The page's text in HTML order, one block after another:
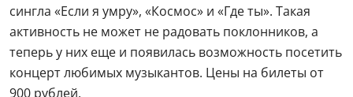
сингла «Если я умру», «Космос» и «Где ты». Такая
активность не может не радовать поклонников, а
теперь у них еще и появилась возможность посетить
концерт любимых музыкантов. Цены на билеты от
900 рублей.